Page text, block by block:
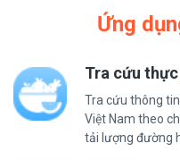
Ứng
Tra cứu
Tra cứu thông
Việt Nam theo
tải lượng đường